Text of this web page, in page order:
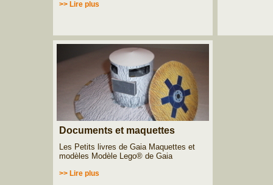
>> Lire plus
Documents et maquettes
Les Petits livres de Gaia Maquettes et
modèles Modèle Lego® de Gaia
>> Lire plus